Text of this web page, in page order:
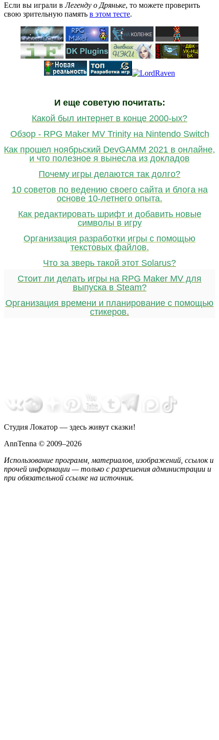
Если вы играли вЛегенду о Дряньке, то можете проверить
свою зрительную память в этом тесте.
И еще советую почитать:
Какой был интернет в конце 2000-ых?
Обзор - RPG Maker MV Trinity на Nintendo Switch
Как прошел ноябрьский DevGAMM 2021 в онлайне,
и что полезное я вынесла из докладов
Почему игры делаются так долго?
10 советов по ведению своего сайта и блога на
основе 10-летнего опыта.
Как редактировать шрифт и добавить новые
символы в игру
Организация разработки игры с помощью
текстовых файлов.
Что за зверь такой этот Solarus?
Стоит ли делать игры на RPG Maker MV для
выпуска в Steam?
Организация времени и планирование с помощью
стикеров.
Студия Локатор — здесь живут сказки!
AnnTenna © 2009–2026
Использование программ, материалов, изображений, ссылок и
прочей информации — только с разрешения администрации и
при обязательной ссылке на источник.